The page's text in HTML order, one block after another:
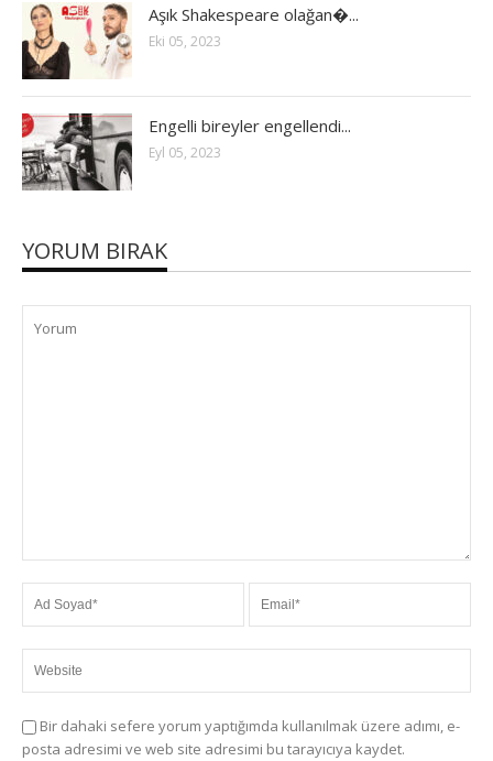
Aşık Shakespeare olağan�...
Eki 05, 2023
Engelli bireyler engellendi...
Eyl 05, 2023
YORUM BIRAK
Bir dahaki sefere yorum yaptığımda kullanılmak üzere adımı, e-
posta adresimi ve web site adresimi bu tarayıcıya kaydet.